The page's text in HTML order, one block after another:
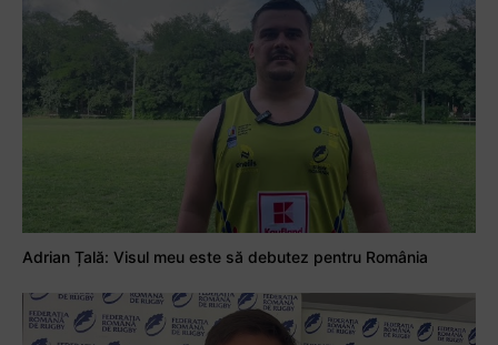
Adrian Țală: Visul meu este să debutez pentru România